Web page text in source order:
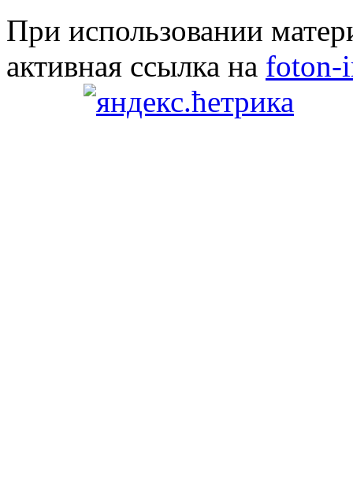
При использовании
активная ссылка на foton-